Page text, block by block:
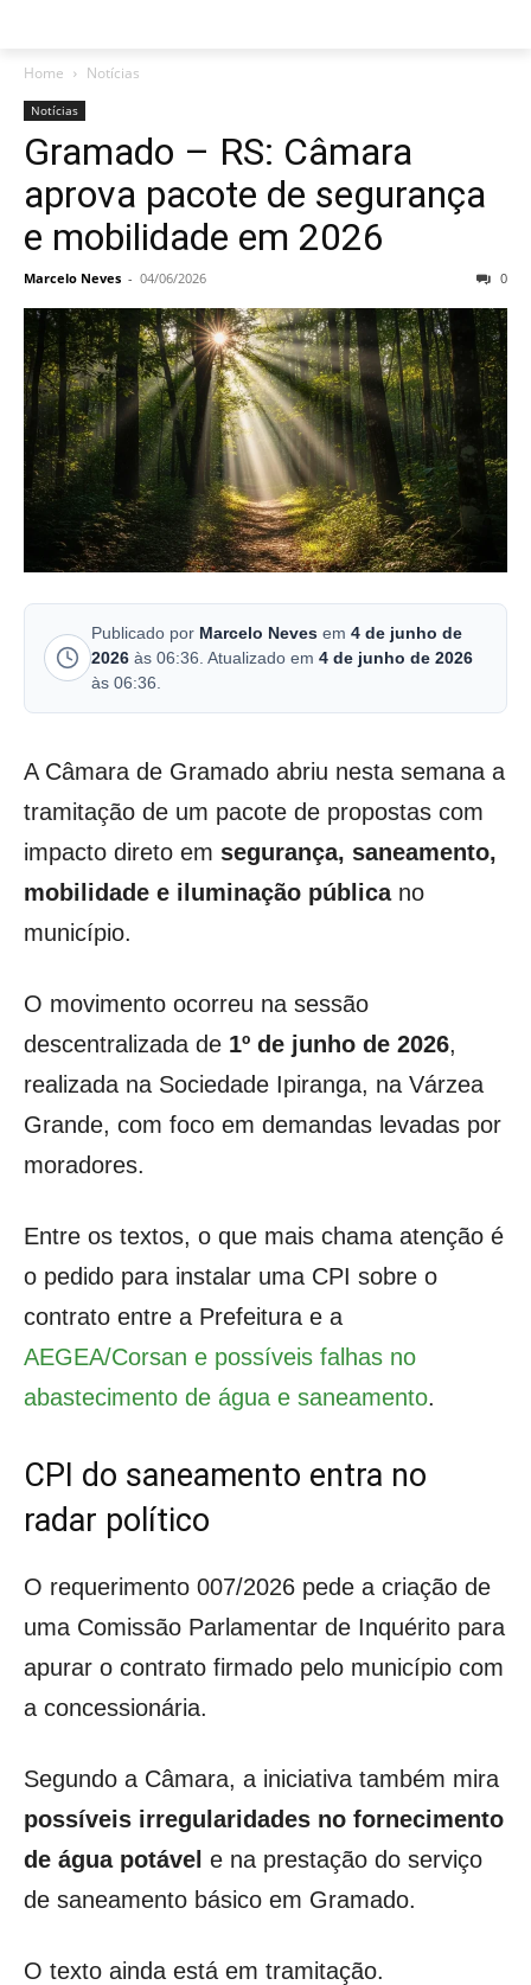
Home Notícias
Notícias
Gramado – RS: Câmara
aprova pacote de segurança
e mobilidade em 2026
Marcelo Neves - 04/06/2026 0
Publicado por Marcelo Neves em 4 de junho de
2026 às 06:36. Atualizado em 4 de junho de 2026
às 06:36.
A Câmara de Gramado abriu nesta semana a
tramitação de um pacote de propostas com
impacto direto em segurança, saneamento,
mobilidade e iluminação públicano
município.
O movimento ocorreu na sessão
descentralizada de 1º de junho de 2026,
realizada na Sociedade Ipiranga, na Várzea
Grande, com foco em demandas levadas por
moradores.
Entre os textos, o que mais chama atenção é
o pedido para instalar uma CPI sobre o
contrato entre a Prefeitura e a
AEGEA/Corsan e possíveis falhas no
abastecimento de água e saneamento.
CPI do saneamento entra no
radar político
O requerimento 007/2026 pede a criação de
uma Comissão Parlamentar de Inquérito para
apurar o contrato firmado pelo município com
a concessionária.
Segundo a Câmara, a iniciativa também mira
possíveis irregularidades no fornecimento
de água potável e na prestação do serviço
de saneamento básico em Gramado.
O texto ainda está em tramitação.